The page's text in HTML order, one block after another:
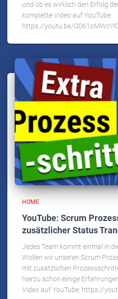
und ob es wirklich den Erfolg
komplette Video auf YouTube:
https://youtu.be/O061oMWcYl0
HOME
YouTube: Scrum
zusätzlicher Status
Jedes Team kommt einmal in
Wollen wir unseren Scrum
mit zusätzlichen
hierzu schon einige
Video auf YouTube: https://